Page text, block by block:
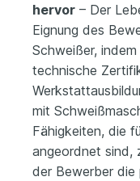
hervor – Der
Eignung des
Schweißer,
technische
mit
Fähigkeiten, die
angeordnet sind,
der Bewerber die